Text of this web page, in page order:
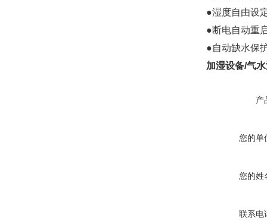
●湿度自由设
●断电自动重
●自动缺水保
加湿设备/气
产
您的单
您的姓
联系电